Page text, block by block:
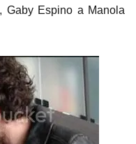
Gaby Espino a Manola